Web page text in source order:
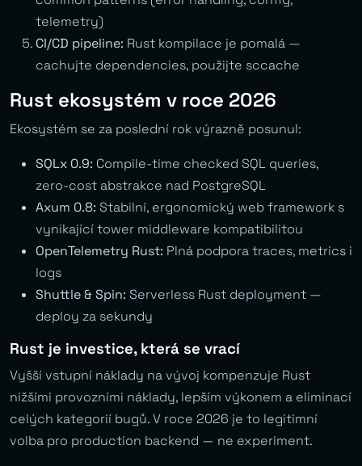
telemetry)
CI/CD pipeline: Rust kompilace je pomalá —
cachujte dependencies, použijte sccache
Rust ekosystém v roce 2026
Ekosystém se za poslední rok výrazně posunul:
SQLx 0.9: Compile-time checked SQL queries,
zero-cost abstrakce nad PostgreSQL
Axum 0.8: Stabilní, ergonomický web framework s
vynikající tower middleware kompatibilitou
OpenTelemetry Rust: Plná podpora traces, metrics i
logs
Shuttle & Spin: Serverless Rust deployment —
deploy za sekundy
Rust je investice, která se vrací
Vyšší vstupní náklady na vývoj kompenzuje Rust
nižšími provozními náklady, lepším výkonem a eliminací
celých kategorií bugů. V roce 2026 je to legitimní
volba pro production backend — ne experiment.